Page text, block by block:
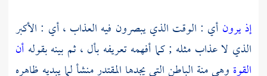
إذ يرون أي : الوقت الذي يبصرون فيه العذاب ، أي : الأكبر
الذي لا عذاب مثله ; كما أفهمه تعريفه بأل ، ثم بينه بقوله أن
القوة وهي منة الباطن التي يجدها المقتدر منشأ لما يبديه ظاهره